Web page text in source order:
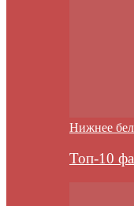
Нижнее
Топ-10